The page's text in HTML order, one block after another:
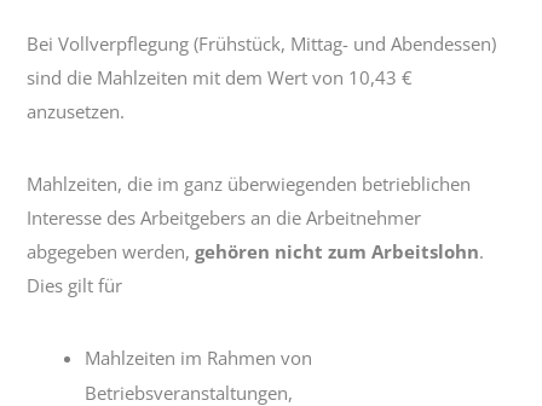
Bei Vollverpflegung (Frühstück, Mittag- und Abendessen)
sind die Mahlzeiten mit dem Wert von 10,43 €
anzusetzen.
Mahlzeiten, die im ganz überwiegenden betrieblichen
Interesse des Arbeitgebers an die Arbeitnehmer
abgegeben werden,gehören nicht zum Arbeitslohn.
Dies gilt für
Mahlzeiten im Rahmen von
Betriebsveranstaltungen,